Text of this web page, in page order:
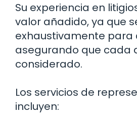
Su experiencia en
valor añadido, ya que
exhaustivamente para
asegurando que cada
considerado.
Los servicios de
incluyen: